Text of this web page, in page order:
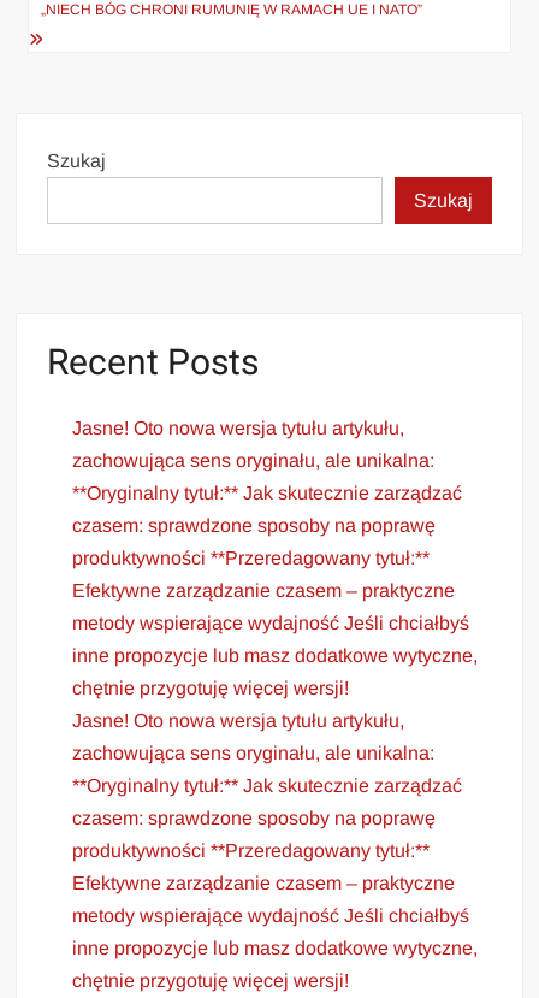
„NIECH BÓG CHRONI RUMUNIĘ W RAMACH UE I NATO”
Szukaj
Szukaj
Recent Posts
Jasne! Oto nowa wersja tytułu artykułu,
zachowująca sens oryginału, ale unikalna:
**Oryginalny tytuł:** Jak skutecznie zarządzać
czasem: sprawdzone sposoby na poprawę
produktywności **Przeredagowany tytuł:**
Efektywne zarządzanie czasem – praktyczne
metody wspierające wydajność Jeśli chciałbyś
inne propozycje lub masz dodatkowe wytyczne,
chętnie przygotuję więcej wersji!
Jasne! Oto nowa wersja tytułu artykułu,
zachowująca sens oryginału, ale unikalna:
**Oryginalny tytuł:** Jak skutecznie zarządzać
czasem: sprawdzone sposoby na poprawę
produktywności **Przeredagowany tytuł:**
Efektywne zarządzanie czasem – praktyczne
metody wspierające wydajność Jeśli chciałbyś
inne propozycje lub masz dodatkowe wytyczne,
chętnie przygotuję więcej wersji!